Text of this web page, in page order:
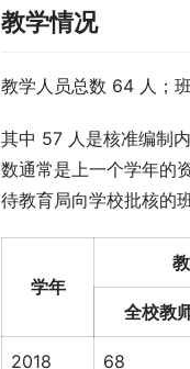
教学情况
教学人员总数 64 人；
其中 57 人是核准编制
数通常是上一个学年的
待教育局向学校批核的
学年
全校教
2018 68